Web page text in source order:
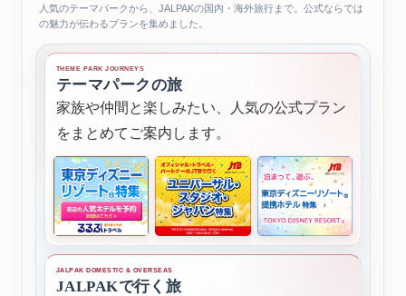
人気のテーマパークから、JALPAKの国内・海外旅行まで。公式ならでは
の魅力が伝わるプランを集めました。
THEME PARK JOURNEYS
テーマパークの旅
家族や仲間と楽しみたい、人気の公式プラン
をまとめてご案内します。
JALPAK DOMESTIC & OVERSEAS
JALPAKで行く旅